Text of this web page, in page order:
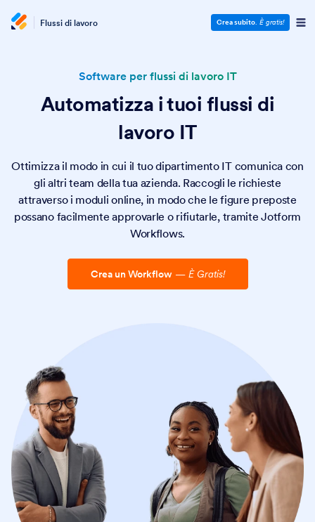
Flussi di lavoro Crea subito. È gratis!
Software per flussi di lavoro IT
Automatizza i tuoi flussi di
lavoro IT
Ottimizza il modo in cui il tuo dipartimento IT comunica con
gli altri team della tua azienda. Raccogli le richieste
attraverso i moduli online, in modo che le figure preposte
possano facilmente approvarle o rifiutarle, tramite Jotform
Workflows.
Crea un Workflow— È Gratis!